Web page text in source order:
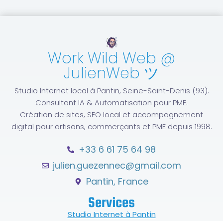
Work Wild Web @
JulienWeb ツ
Studio Internet local à Pantin, Seine-Saint-Denis (93).
Consultant IA & Automatisation pour PME.
Création de sites, SEO local et accompagnement
digital pour artisans, commerçants et PME depuis 1998.
+33 6 61 75 64 98
julien.guezennec@gmail.com
Pantin, France
Services
Studio Internet à Pantin